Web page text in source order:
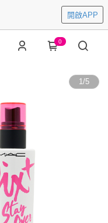
開啟APP
0
1/5